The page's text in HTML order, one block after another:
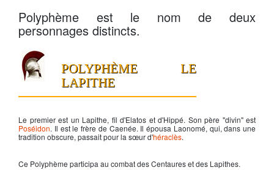
Polyphème est le nom de deux
personnages distincts.
POLYPHÈME LE
LAPITHE
Le premier est un Lapithe, fil d'Elatos et d'Hippé. Son père "divin" est
Poséidon. Il est le frère de Caenée. Il épousa Laonomé, qui, dans une
tradition obscure, passait pour la sœur d'héraclès.
Ce Polyphème participa au combat des Centaures et des Lapithes.